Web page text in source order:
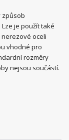
způsob
je použít také
oceli
vhodné pro
rozměry
nejsou součástí.